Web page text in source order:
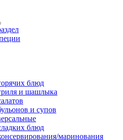
блюд
и шашлыка
и супов
блюд
маринования